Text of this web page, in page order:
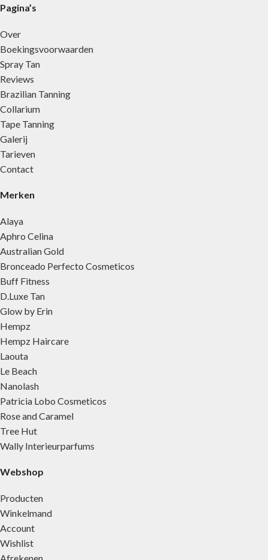
Pagina’s
Over
Boekingsvoorwaarden
Spray Tan
Reviews
Brazilian Tanning
Collarium
Tape Tanning
Galerij
Tarieven
Contact
Merken
Alaya
Aphro Celina
Australian Gold
Bronceado Perfecto Cosmeticos
Buff Fitness
D.Luxe Tan
Glow by Erin
Hempz
Hempz Haircare
Laouta
Le Beach
Nanolash
Patricia Lobo Cosmeticos
Rose and Caramel
Tree Hut
Wally Interieurparfums
Webshop
Producten
Winkelmand
Account
Wishlist